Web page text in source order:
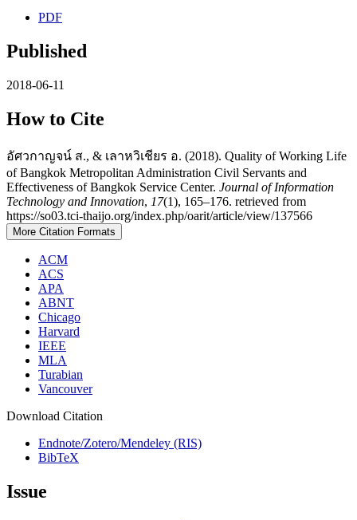
PDF
Published
2018-06-11
How to Cite
อัศวกาญจน์ ส., & เลาหวิเชียร อ. (2018). Quality of Working Life
of Bangkok Metropolitan Administration Civil Servants and
Effectiveness of Bangkok Service Center. Journal of Information
Technology and Innovation, 17(1), 165–176. retrieved from
https://so03.tci-thaijo.org/index.php/oarit/article/view/137566
More Citation Formats
ACM
ACS
APA
ABNT
Chicago
Harvard
IEEE
MLA
Turabian
Vancouver
Download Citation
Endnote/Zotero/Mendeley (RIS)
BibTeX
Issue